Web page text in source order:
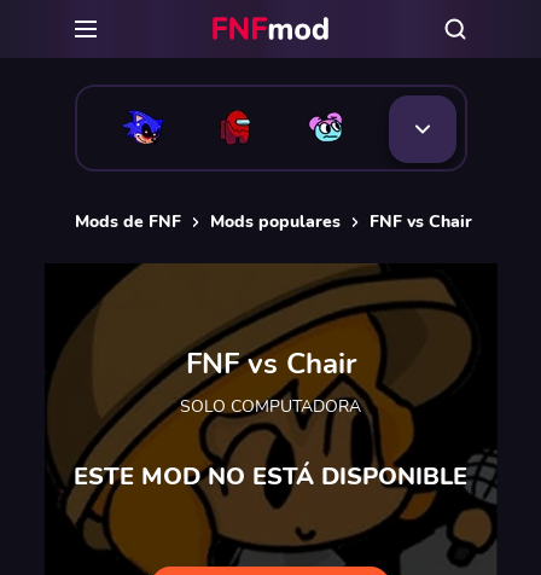
Mods de FNF Mods populares FNF vs Chair
FNF vs Chair
SOLO COMPUTADORA
ESTE MOD NO ESTÁ DISPONIBLE